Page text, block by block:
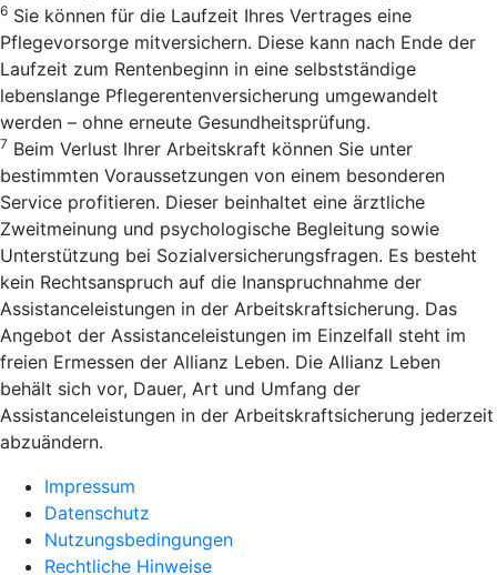
6 Sie können für die Laufzeit Ihres Vertrages eine
Pflegevorsorge mitversichern. Diese kann nach Ende der
Laufzeit zum Rentenbeginn in eine selbstständige
lebenslange Pflegerentenversicherung umgewandelt
werden – ohne erneute Gesundheitsprüfung.
7 Beim Verlust Ihrer Arbeitskraft können Sie unter
bestimmten Voraussetzungen von einem besonderen
Service profitieren. Dieser beinhaltet eine ärztliche
Zweitmeinung und psychologische Begleitung sowie
Unterstützung bei Sozialversicherungsfragen. Es besteht
kein Rechtsanspruch auf die Inanspruchnahme der
Assistanceleistungen in der Arbeitskraftsicherung. Das
Angebot der Assistanceleistungen im Einzelfall steht im
freien Ermessen der Allianz Leben. Die Allianz Leben
behält sich vor, Dauer, Art und Umfang der
Assistanceleistungen in der Arbeitskraftsicherung jederzeit
abzuändern.
Impressum
Datenschutz
Nutzungsbedingungen
Rechtliche Hinweise